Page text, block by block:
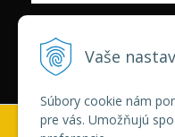
Vaše
Súbory cookie nám
pre vás. Umožňujú
zľavách na vybrané produkty.
zákazníkov.